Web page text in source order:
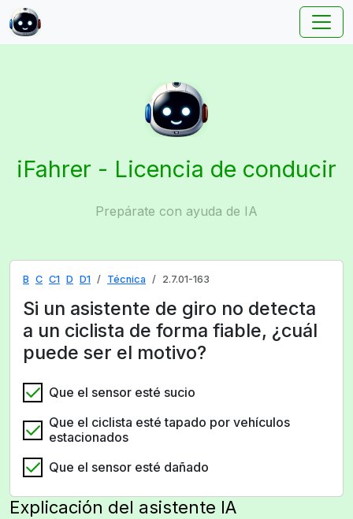
iFahrer - Licencia de conducir
Prepárate con ayuda de IA
B C C1 D D1 Técnica 2.7.01-163
Si un asistente de giro no detecta
a un ciclista de forma fiable, ¿cuál
puede ser el motivo?
Que el sensor esté sucio
Que el ciclista esté tapado por vehículos
estacionados
Que el sensor esté dañado
Explicación del asistente IA